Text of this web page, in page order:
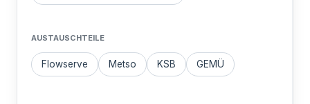
AUSTAUSCHTEILE
Flowserve Metso KSB GEMÜ